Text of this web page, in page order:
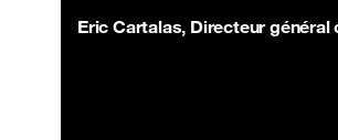
Eric Cartalas, Directeur